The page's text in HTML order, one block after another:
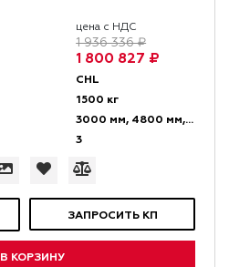
цена с НДС
1 936 336 ₽
1 800 827 ₽
CHL
1500 кг
3000 мм, 4800 мм, 6000 мм
3
ЗАПРОСИТЬ КП
В КОРЗИНУ